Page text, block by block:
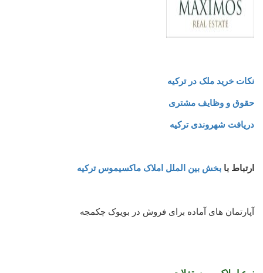
نکات خرید ملک در ترکیه
حقوق و وظایف مشتری
دریافت شهروندی ترکیه
ارتباط با بخش بین الملل املاک ماکسیموس ترکیه
آپارتمان های آماده برای فروش در بویوک چکمجه